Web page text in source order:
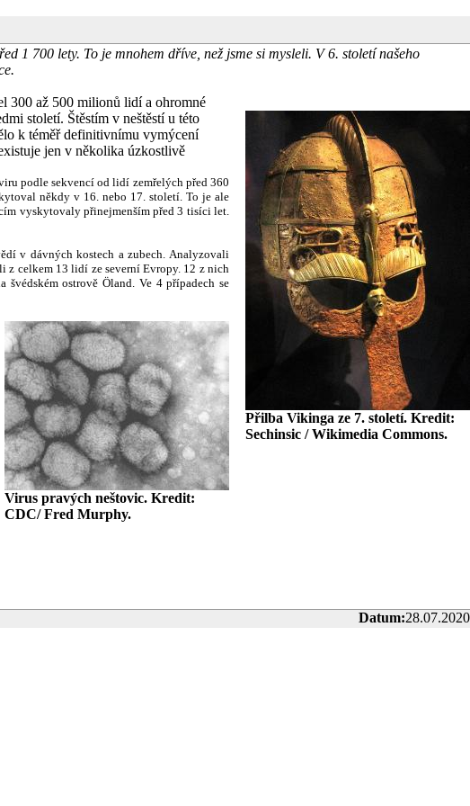
1 700 lety. To je mnohem dříve, než jsme si mysleli. V 6. století našeho
Přilba Vikinga ze 7. století. Kredit:
Sechinsic / Wikimedia Commons.
300 až 500 milionů lidí a ohromné
století. Štěstím v neštěstí u této
k téměř definitivnímu vymýcení
jen v několika úzkostlivě
podle sekvencí od lidí zemřelých před 360
někdy v 16. nebo 17. století. To je ale
vyskytovaly přinejmenším před 3 tisíci let.
v dávných kostech a zubech. Analyzovali
z celkem 13 lidí ze severní Evropy. 12 z nich
ostrově Öland. Ve 4 případech se
Virus pravých neštovic. Kredit:
CDC/ Fred Murphy.
Datum:28.07.2020